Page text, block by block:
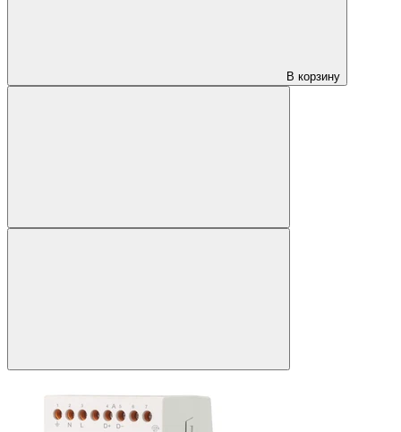
В корзину